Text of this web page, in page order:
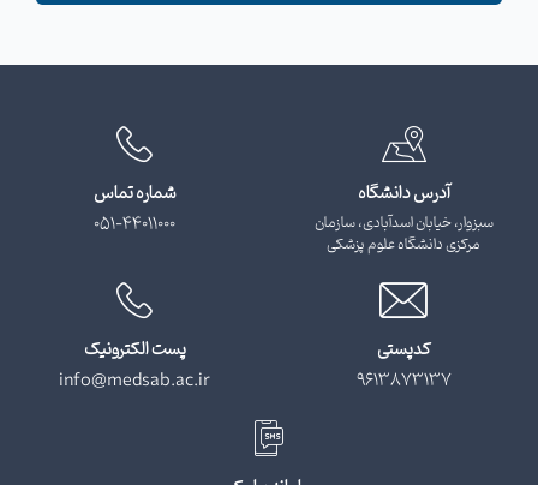
آدرس دانشگاه
سبزوار، خیابان اسدآبادی، سازمان
مرکزی دانشگاه علوم پزشکی
شماره تماس
051-44011000
کدپستی
9613873137
پست الکترونیک
info@medsab.ac.ir